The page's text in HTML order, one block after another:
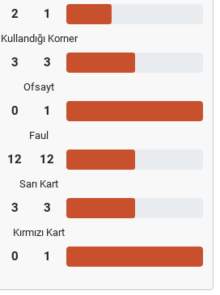
2 1
Kullandığı Korner
3 3
Ofsayt
0 1
Faul
12 12
Sarı Kart
3 3
Kırmızı Kart
0 1